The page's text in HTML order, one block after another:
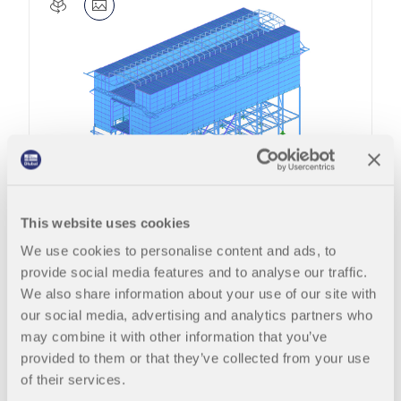
This website uses cookies
We use cookies to personalise content and ads, to
provide social media features and to analyse our traffic.
We also share information about your use of our site with
our social media, advertising and analytics partners who
may combine it with other information that you’ve
provided to them or that they’ve collected from your use
of their services.
Dokumentacja API
Pierwsze kroki
Zastosowania
Abonamenty i ceny
Przykłady
MES dla połączeń stalowych
Projektuj i analizuj połączenia stalowe za pomocą
CBFEM, zgodnie z EN 1993‑1‑8 i AISC 360, w pełni
Abschlussarbeit einreichen
RFEM 6 Modelowanie informacji o budynku (BIM) Włochy